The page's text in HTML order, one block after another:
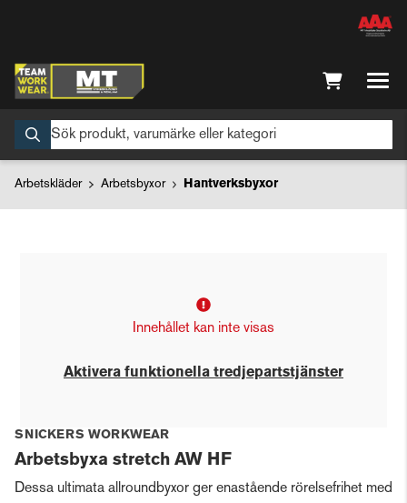
Arbetskläder Arbetsbyxor Hantverksbyxor
Innehållet kan inte visas
Aktivera funktionella tredjepartstjänster
SNICKERS WORKWEAR
Arbetsbyxa stretch AW HF
Dessa ultimata allroundbyxor ger enastående rörelsefrihet med